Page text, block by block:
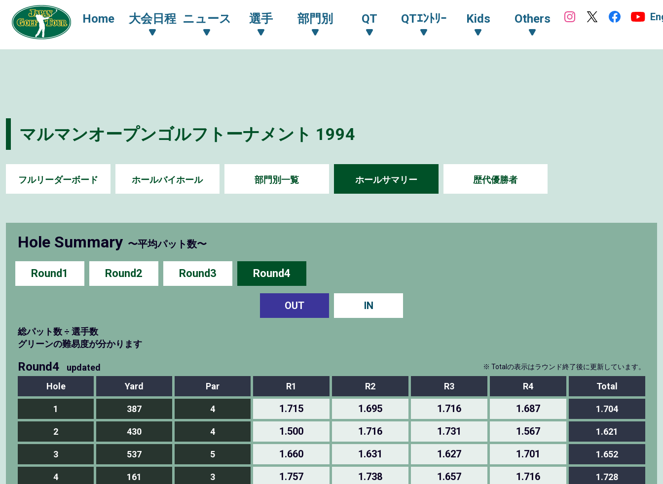
Home 大会日程 ニュース 選手 部門別 QT QTｴﾝﾄﾘｰ Kids Others
マルマンオープンゴルフトーナメント 1994
フルリーダーボード ホールバイホール 部門別一覧 ホールサマリー 歴代優勝者
Hole Summary 〜平均パット数〜
Round1 Round2 Round3 Round4
OUT IN
総パット数 ÷ 選手数
グリーンの難易度が分かります
Round4 updated ※ Totalの表示はラウンド終了後に更新しています。
Hole Yard Par R1 R2 R3 R4 Total
1 387 4 1.715 1.695 1.716 1.687 1.704
2 430 4 1.500 1.716 1.731 1.567 1.621
3 537 5 1.660 1.631 1.627 1.701 1.652
4 161 3 1.757 1.738 1.657 1.716 1.728